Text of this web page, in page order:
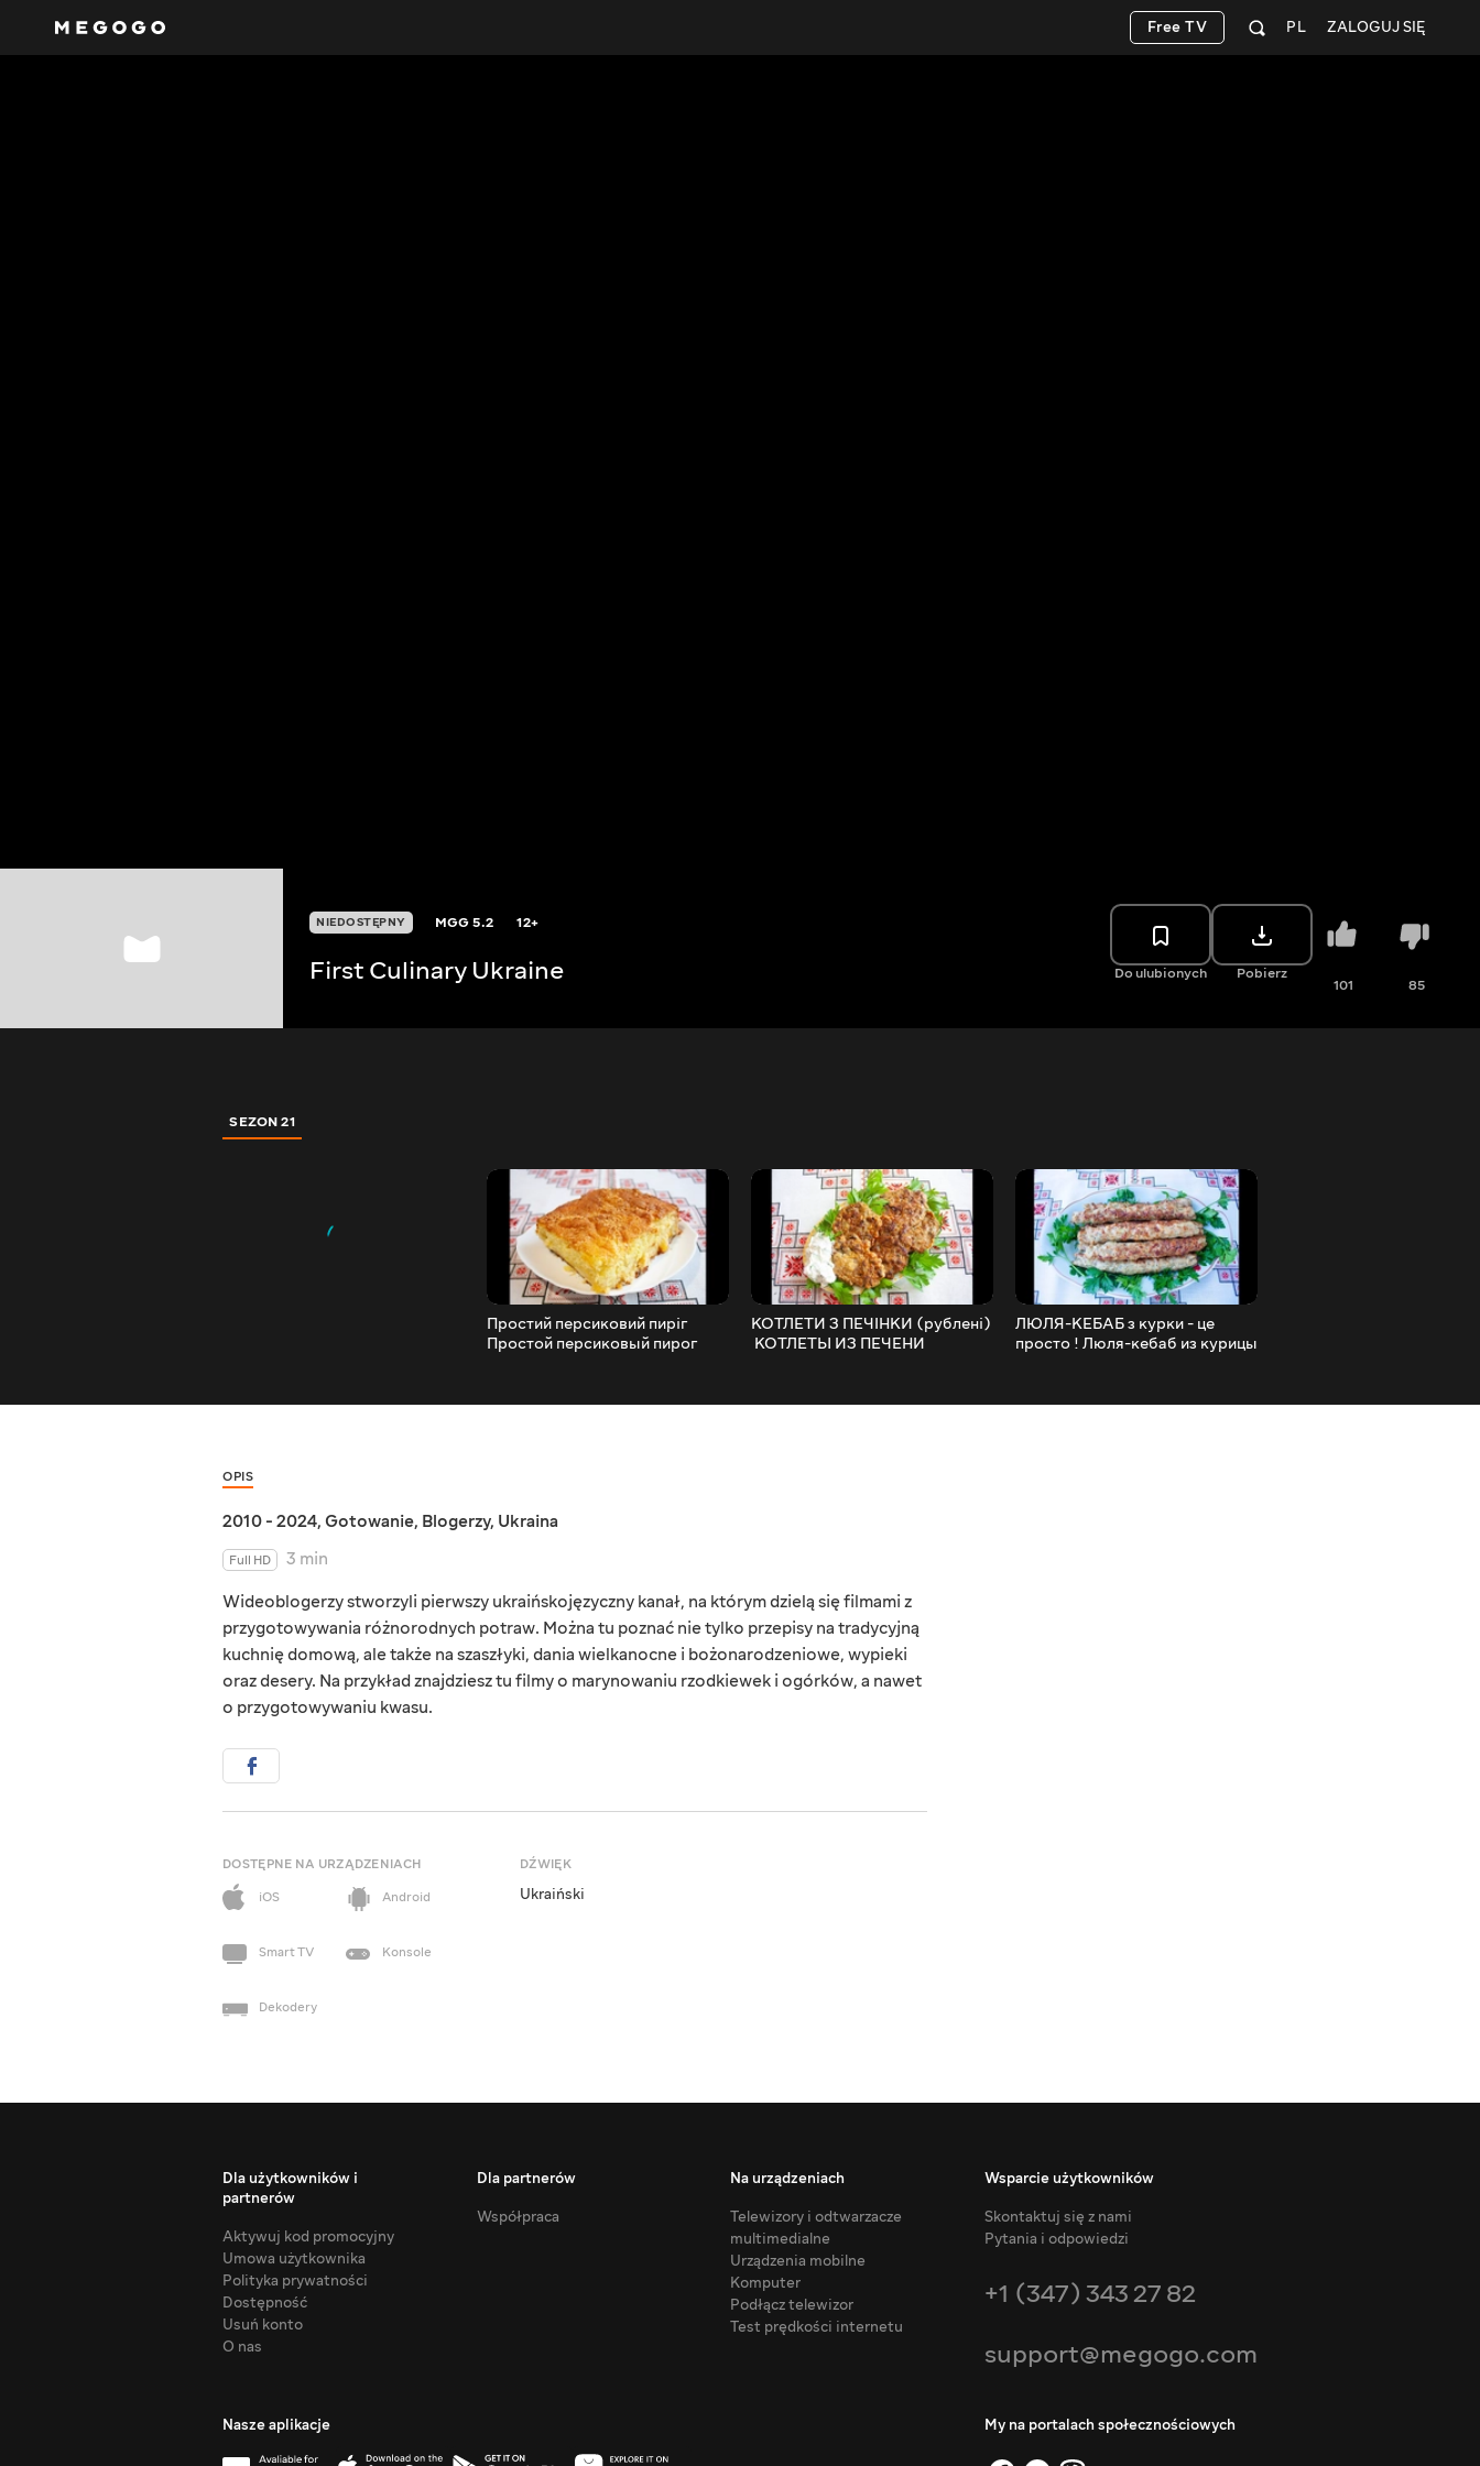
ZALOGUJ SIĘ
PL
Free TV
NIEDOSTĘPNY MGG5.2 12+
First Culinary Ukraine Do ulubionych Pobierz
101 85
SEZON 21
Простий персиковий пиріг ️
Простой персиковый пирог
КОТЛЕТИ З ПЕЧІНКИ (рублені)
️ КОТЛЕТЫ ИЗ ПЕЧЕНИ
ЛЮЛЯ-КЕБАБ з курки - це
просто ! Люля-кебаб из курицы
OPIS
2010 - 2024, Gotowanie, Blogerzy, Ukraina
Full HD
3 min
Wideoblogerzy stworzyli pierwszy ukraińskojęzyczny kanał, na którym dzielą się filmami z
przygotowywania różnorodnych potraw. Można tu poznać nie tylko przepisy na tradycyjną
kuchnię domową, ale także na szaszłyki, dania wielkanocne i bożonarodzeniowe, wypieki
oraz desery. Na przykład znajdziesz tu filmy o marynowaniu rzodkiewek i ogórków, a nawet
o przygotowywaniu kwasu.
DOSTĘPNE NA URZĄDZENIACH
iOS
Android
Smart TV Konsole
Dekodery
DŹWIĘK
Ukraiński
Dla użytkowników i
partnerów
Aktywuj kod promocyjny
Umowa użytkownika
Polityka prywatności
Dostępność
Usuń konto
O nas
Dla partnerów
Współpraca
Na urządzeniach
Telewizory i odtwarzacze
multimedialne
Urządzenia mobilne
Komputer
Podłącz telewizor
Test prędkości internetu
Wsparcie użytkowników
Skontaktuj się z nami
Pytania i odpowiedzi
+1 (347) 343 27 82
support@megogo.com
Nasze aplikacje My na portalach społecznościowych